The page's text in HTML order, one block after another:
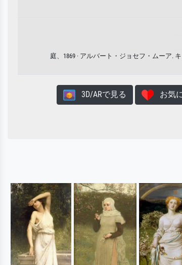
庭、1869 · アルバート・ジョセフ・ムーア.
3D/ARで見る お気に